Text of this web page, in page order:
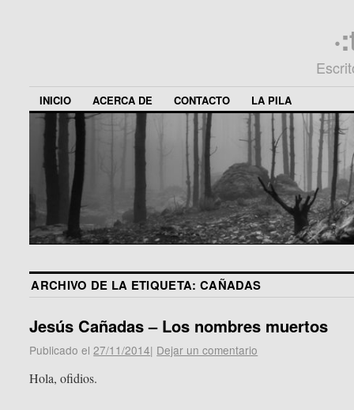
INICIO ACERCA DE CONTACTO LA PILA
ARCHIVO DE LA ETIQUETA:CAÑADAS
Jesús Cañadas – Los nombres muertos
Publicado el 27/11/2014| Dejar un comentario
Hola, ofidios.